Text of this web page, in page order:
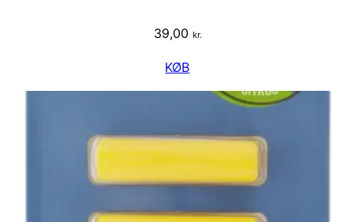
39,00 kr.
KØB